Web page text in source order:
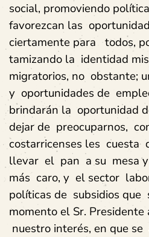
social, promoviendo
favorezcan las
ciertamente para todos,
tamizando la identidad
migratorios, no obstante;
y oportunidades de
brindarán la oportunidad
dejar de preocuparnos,
costarricenses les cuesta
llevar el pan a su mesa
más caro, y el sector
políticas de subsidios que
momento el Sr.
nuestro interés, en que